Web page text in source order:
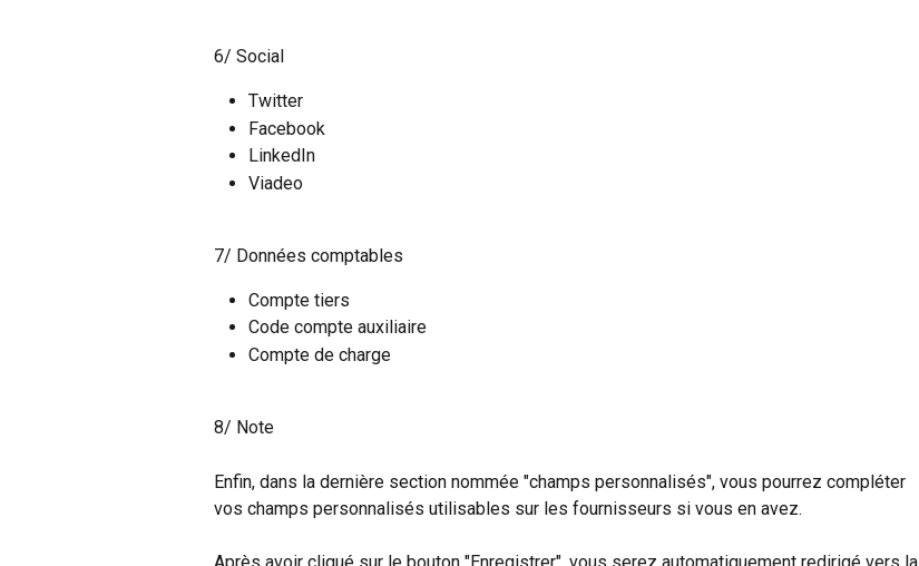
6/ Social
Twitter
Facebook
LinkedIn
Viadeo
7/ Données comptables
Compte tiers
Code compte auxiliaire
Compte de charge
8/ Note
Enfin, dans la dernière section nommée "champs personnalisés", vous pourrez compléter
vos champs personnalisés utilisables sur les fournisseurs si vous en avez.